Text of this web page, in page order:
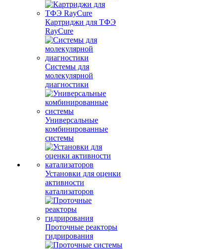
Картриджи для ТФЭ
RayCure
Системы для
молекулярной
диагностики
Универсальные
комбинированные
системы
Установки для оценки
активности
катализаторов
Проточные реакторы
гидрирования